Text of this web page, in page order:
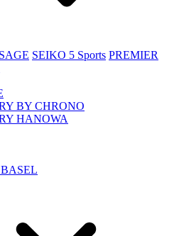
SEIKO 5 Sports PREMIER
BY CHRONO
HANOWA